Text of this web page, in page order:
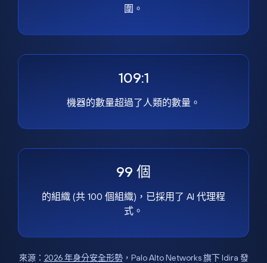
圍。
109:1
機器的數量超過了人類的數量。
99 個
的組織 (共 100 個組織)，已採用了 AI 代理程
式。
來源： 2026 年身分安全形勢，Palo Alto Networks 旗下 Idira 發